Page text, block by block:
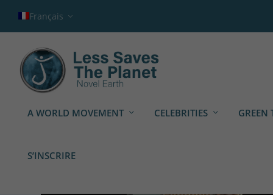
Français
A WORLD MOVEMENT CELEBRITIES GREEN
S’INSCRIRE